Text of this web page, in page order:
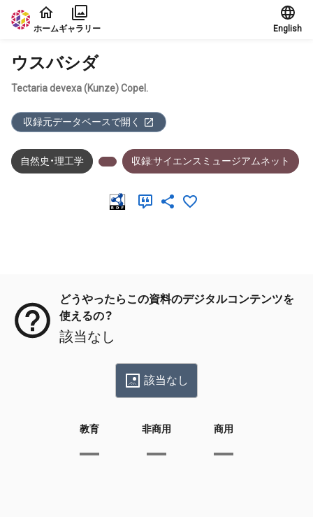
本文に飛ぶ
ホームギャラリー English
ウスバシダ
Tectaria devexa (Kunze) Copel.
収録元データベースで開く
自然史・理工学 収録:サイエンスミュージアムネット
どうやったらこの資料のデジタルコンテンツを
使えるの？
該当なし
該当なし
教育 非商用 商用